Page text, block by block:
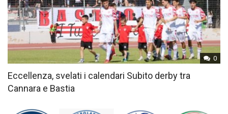
0
Eccellenza, svelati i calendari Subito derby tra
Cannara e Bastia